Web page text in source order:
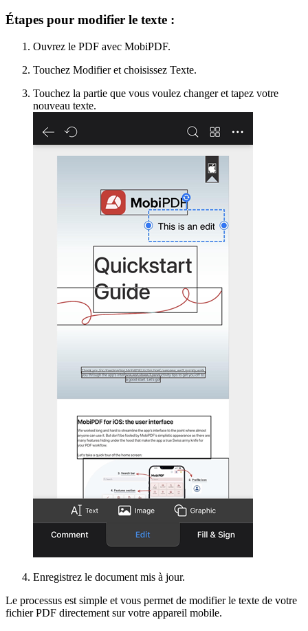
Étapes pour modifier le texte :
Ouvrez le PDF avec MobiPDF.
Touchez Modifier et choisissez Texte.
Touchez la partie que vous voulez changer et tapez votre
nouveau texte.
Enregistrez le document mis à jour.
Le processus est simple et vous permet de modifier le texte de votre
fichier PDF directement sur votre appareil mobile.